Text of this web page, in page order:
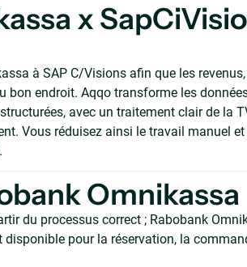
x
à SAP C/Visions afin que les
bon endroit. Aqqo transforme les
avec un traitement clair de la
Vous réduisez ainsi le travail manuel
Omnikassa
du processus correct ; Rabobank
pour la réservation, la